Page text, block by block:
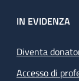
IN EVIDENZA
Diventa
Accesso di